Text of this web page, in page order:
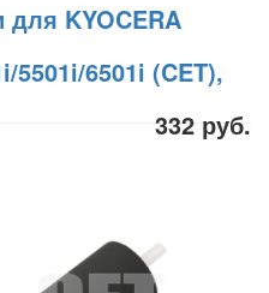
KYOCERA
5501i/6501i (CET),
332 руб.